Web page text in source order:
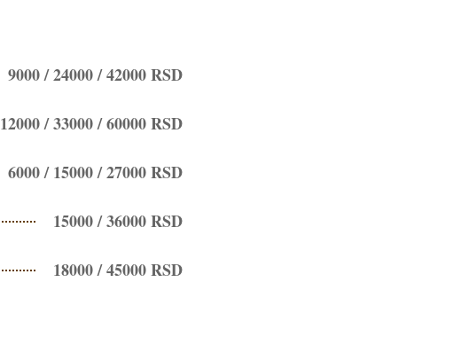
9000 / 24000 / 42000 RSD
12000 / 33000 / 60000 RSD
6000 / 15000 / 27000 RSD
15000 / 36000 RSD
18000 / 45000 RSD